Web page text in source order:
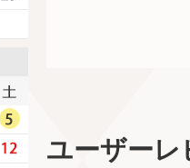
ユーザーレ